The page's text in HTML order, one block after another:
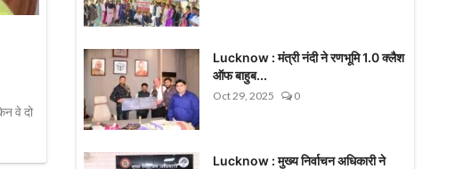
वे दो
Lucknow : मंत्री नंदी ने रणभूमि 1.0 क्लैश
ऑफ बाहुब...
Oct 29, 2025 0
Lucknow : मुख्य निर्वाचन अधिकारी ने